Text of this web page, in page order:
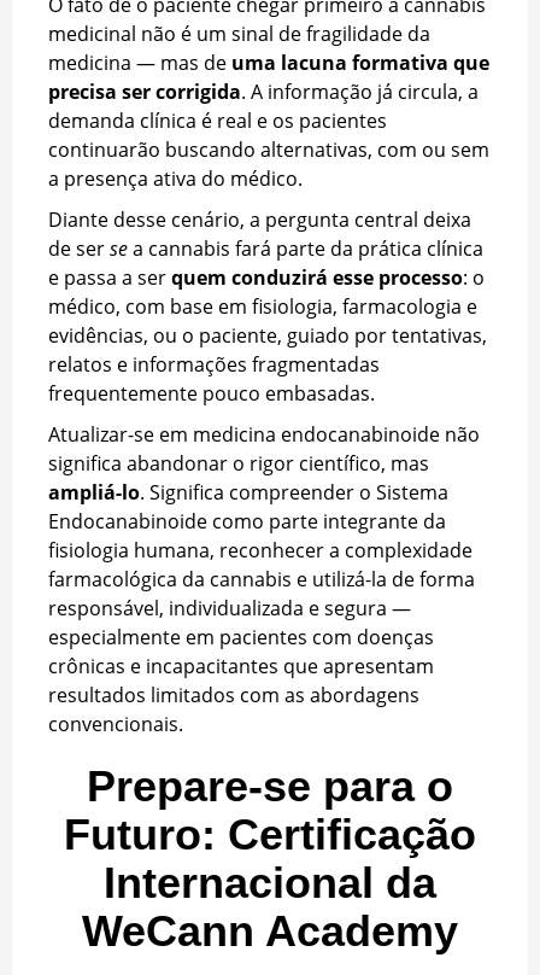
medicinal não é um sinal de fragilidade da
medicina — mas de uma lacuna formativa que
precisa ser corrigida. A informação já circula, a
demanda clínica é real e os pacientes
continuarão buscando alternativas, com ou sem
a presença ativa do médico.
Diante desse cenário, a pergunta central deixa
de sersea cannabis fará parte da prática clínica
e passa a serquem conduzirá esse processo: o
médico, com base em fisiologia, farmacologia e
evidências, ou o paciente, guiado por tentativas,
relatos e informações fragmentadas
frequentemente pouco embasadas.
Atualizar-se em medicina endocanabinoide não
significa abandonar o rigor científico, mas
ampliá-lo. Significa compreender o Sistema
Endocanabinoide como parte integrante da
fisiologia humana, reconhecer a complexidade
farmacológica da cannabis e utilizá-la de forma
responsável, individualizada e segura —
especialmente em pacientes com doenças
crônicas e incapacitantes que apresentam
resultados limitados com as abordagens
convencionais.
Prepare-se para o
Futuro: Certificação
Internacional da
WeCann Academy